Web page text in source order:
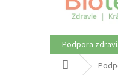
Podpora
Domov